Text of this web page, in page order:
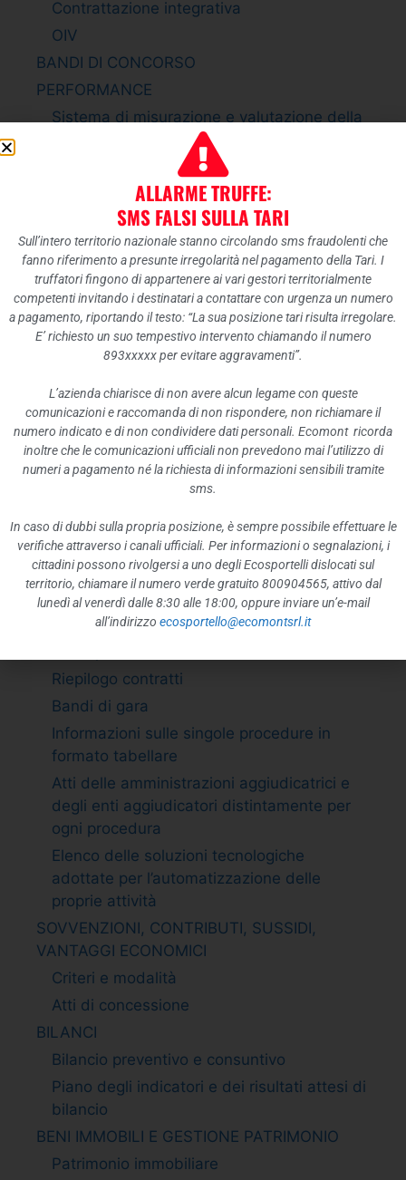
Contrattazione integrativa
OIV
BANDI DI CONCORSO
PERFORMANCE
Sistema di misurazione e valutazione della
Piano della Performance
Relazione sulla Performance
Ammontare complessivo dei premi
Dati relativi ai premi
ENTI CONTROLLATI
Enti pubblici vigilati
Società partecipate
Enti di diritto privato controllati
Rappresentazione grafica
ATTIVITÀ E PROCEDIMENTI
Tipologie di procedimento
Dichiarazioni sostitutive e acquisizione
Provvedimenti organi indirizzo politico
Provvedimenti dirigenti amministrativi
CONTROLLI SULLE IMPRESE
BANDI DI GARA E CONTRATTI
Riepilogo contratti
Bandi di gara
Informazioni sulle singole procedure in
formato tabellare
Atti delle amministrazioni aggiudicatrici e
degli enti aggiudicatori distintamente per
ogni procedura
Elenco delle soluzioni tecnologiche
adottate per l’automatizzazione delle
proprie attività
SOVVENZIONI, CONTRIBUTI, SUSSIDI,
VANTAGGI ECONOMICI
Criteri e modalità
Atti di concessione
BILANCI
Bilancio preventivo e consuntivo
Piano degli indicatori e dei risultati attesi di
bilancio
BENI IMMOBILI E GESTIONE PATRIMONIO
Patrimonio immobiliare
ALLARME TRUFFE:
SMS FALSI SULLA TARI
Sull’intero territorio nazionale stanno circolando sms fraudolenti che
fanno riferimento a presunte irregolarità nel pagamento della Tari. I
truffatori fingono di appartenere ai vari gestori territorialmente
competenti invitando i destinatari a contattare con urgenza un numero
a pagamento, riportando il testo: “La sua posizione tari risulta irregolare.
E’ richiesto un suo tempestivo intervento chiamando il numero
893xxxxx per evitare aggravamenti”.
L’azienda chiarisce di non avere alcun legame con queste
comunicazioni e raccomanda di non rispondere, non richiamare il
numero indicato e di non condividere dati personali. Ecomont ricorda
inoltre che le comunicazioni ufficiali non prevedono mai l’utilizzo di
numeri a pagamento né la richiesta di informazioni sensibili tramite
sms.
In caso di dubbi sulla propria posizione, è sempre possibile effettuare le
verifiche attraverso i canali ufficiali. Per informazioni o segnalazioni, i
cittadini possono rivolgersi a uno degli Ecosportelli dislocati sul
territorio, chiamare il numero verde gratuito 800904565, attivo dal
lunedì al venerdì dalle 8:30 alle 18:00, oppure inviare un’e-mail
all’indirizzo ecosportello@ecomontsrl.it